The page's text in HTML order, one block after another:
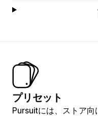
プリセット
Pursuitには、ストア向